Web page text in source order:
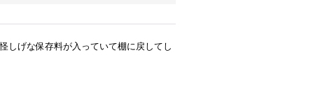
しげな保存料が入っていて棚に戻してし